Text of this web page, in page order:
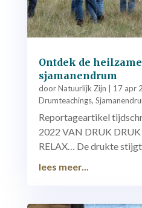
Ontdek de
sjamanendrum
doorNatuurlijk Zijn 17 apr
Drumteachings,
Reportageartikel
2022 VAN DRUK
RELAX… De drukte
lees meer...